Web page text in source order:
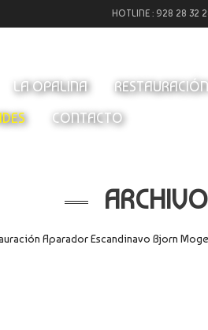
HOTLINE : 928 28 32
LA OPALINA RESTAURACIÓN
CONTACTO
Aparador Escandinavo Bjorn